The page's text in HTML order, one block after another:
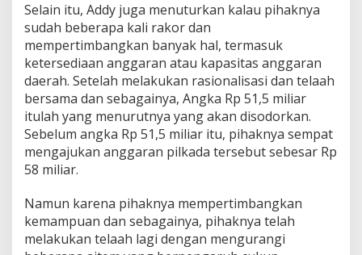
Selain itu, Addy juga menuturkan kalau pihaknya
sudah beberapa kali rakor dan
mempertimbangkan banyak hal, termasuk
ketersediaan anggaran atau kapasitas anggaran
daerah. Setelah melakukan rasionalisasi dan telaah
bersama dan sebagainya, Angka Rp 51,5 miliar
itulah yang menurutnya yang akan disodorkan.
Sebelum angka Rp 51,5 miliar itu, pihaknya sempat
mengajukan anggaran pilkada tersebut sebesar Rp
58 miliar.
Namun karena pihaknya mempertimbangkan
kemampuan dan sebagainya, pihaknya telah
melakukan telaah lagi dengan mengurangi